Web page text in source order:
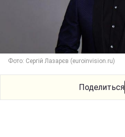
Фото: Сергій Лазарєв (euroinvision.ru)
Поделиться